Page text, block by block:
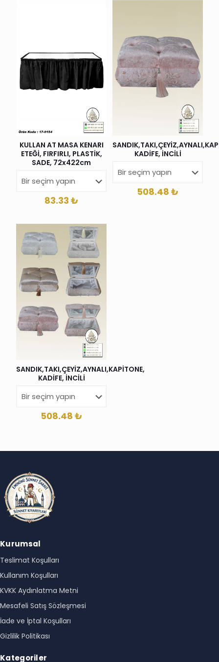
KULLAN AT MASA KENARI
ETEĞİ, FIRFIRLI, PLASTİK,
SADE, 72x422cm
83.33 ₺
KADİFE, İNCİLİ
508.48 ₺
SANDIK,TAKI,ÇEYİZ,AYNALI,KAPİTONE,
KADİFE, İNCİLİ
508.48 ₺
Kurumsal
Teslimat Koşulları
Kullanım Koşulları
KVKK Aydınlatma Metni
Mesafeli Satış Sözleşmesi
İade ve İptal Koşulları
Gizlilik Politikası
Kategoriler